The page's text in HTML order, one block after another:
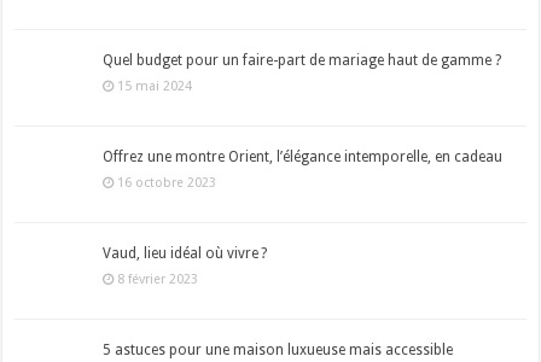
Quel budget pour un faire-part de mariage haut de gamme ?
15 mai 2024
Offrez une montre Orient, l’élégance intemporelle, en cadeau
16 octobre 2023
Vaud, lieu idéal où vivre ?
8 février 2023
5 astuces pour une maison luxueuse mais accessible